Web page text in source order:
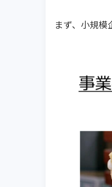
まず、小規模